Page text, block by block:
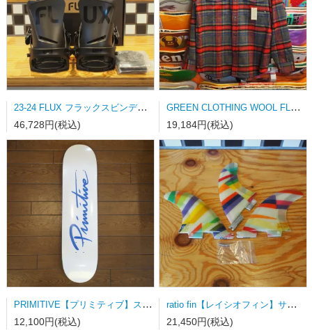
23-24 FLUX フラックスビンディング DS-LTD MATT BLACK Mサイズ
46,728円(税込)
GREEN CLOTHING WOOL FLANNEL SHRAT Lサイズ
19,184円(税込)
PRIMITIVE【プリミティブ】スケートボードデッキ NUEVO SCRIPT WHITE/DODGERS BLUE
12,100円(税込)
ratio fin【レイシオフィン】サーフボードフィン FCSⅡ用トライフィン Sサイズ カラーストライプ
21,450円(税込)